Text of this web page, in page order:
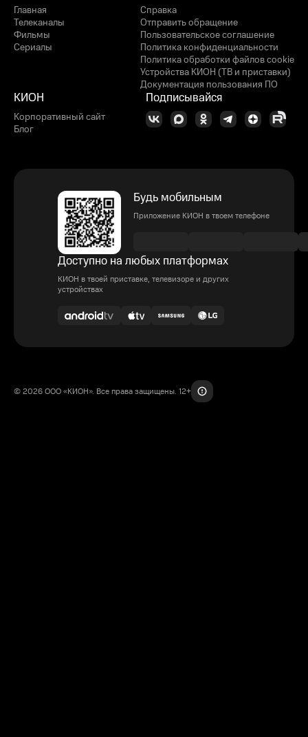
Главная
Телеканалы
Фильмы
Сериалы
Справка
Отправить обращение
Пользовательское соглашение
Политика конфиденциальности
Политика обработки файлов cookie
Устройства КИОН (ТВ и приставки)
Документация пользования ПО
КИОН
Корпоративный сайт
Блог
Подписывайся
Будь мобильным
Приложение КИОН в твоем телефоне
Доступно на любых платформах
КИОН в твоей приставке, телевизоре и других
устройствах
© 2026 ООО «КИОН». Все права защищены. 12+